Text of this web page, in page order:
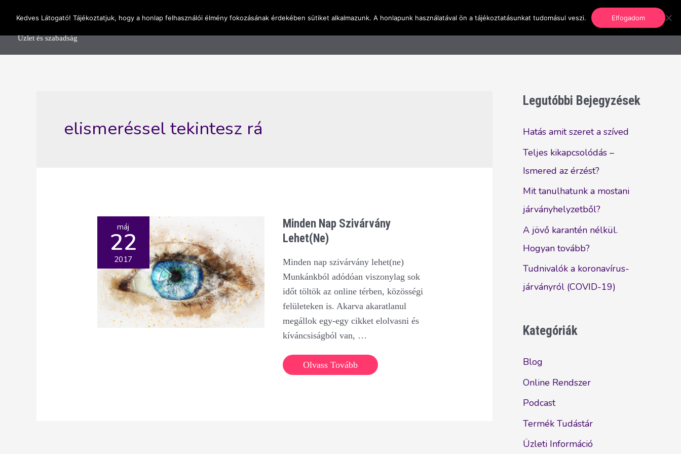
content
OnlineSeedsMan
Üzlet és szabadság
Kapcsolat
elismeréssel tekintesz rá
máj
22
2017
Minden Nap Szivárvány
Lehet(ne)
Minden nap szivárvány lehet(ne)
Munkánkból adódóan viszonylag sok
időt töltök az online térben, közösségi
felületeken is. Akarva akaratlanul
megállok egy-egy cikket elolvasni és
kíváncsiságból van, …
Minden
Olvass Tovább
Legutóbbi Bejegyzések
Hatás amit szeret a szíved
Teljes kikapcsolódás –
Ismered az érzést?
Mit tanulhatunk a mostani
járványhelyzetből?
A jövő karantén nélkül.
Hogyan tovább?
Tudnivalók a koronavírus-
járványról (COVID-19)
Kategóriák
Blog
Online Rendszer
Podcast
Termék Tudástár
Üzleti Információ
Kedves Látogató! Tájékoztatjuk, hogy a honlap felhasználói élmény fokozásának érdekében sütiket alkalmazunk. A honlapunk használatával ön a tájékoztatásunkat tudomásul veszi. Elfogadom